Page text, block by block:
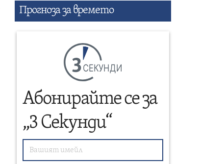
Прогнозa за времето
СЕКУНДИ
Абонирайте се за
„3 Секунди“